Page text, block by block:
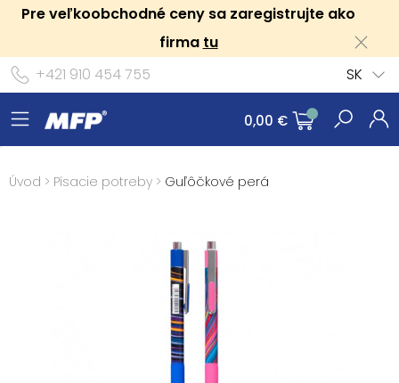
Pre veľkoobchodné ceny sa zaregistrujte ako
firma tu
+421 910 454 755
SK
0,00 €
Úvod > Písacie potreby > Guľôčkové perá